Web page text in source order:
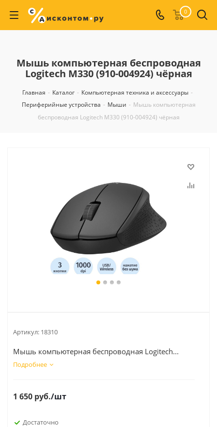
0
Мышь компьютерная беспроводная
Logitech M330 (910-004924) чёрная
Главная - Каталог - Компьютерная техника и аксессуары -
Периферийные устройства - Мыши - Мышь компьютерная
беспроводная Logitech M330 (910-004924) чёрная
Артикул: 18310
Мышь компьютерная беспроводная Logitech...
Подробнее
1 650 руб./шт
Достаточно